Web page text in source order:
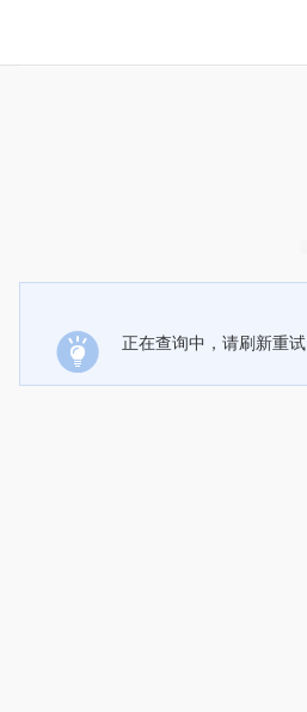
正在查询中，请刷新重试